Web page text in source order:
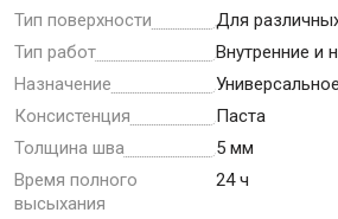
Тип поверхности
Для
Тип работ
Внутренние и
Назначение
Консистенция
Паста
Толщина шва
5 мм
Время полного
высыхания
24 ч